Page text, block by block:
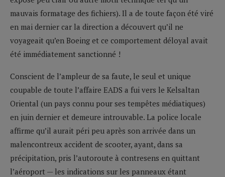
mauvais formatage des fichiers). Il a de toute façon été viré
en mai dernier car la direction a découvert qu’il ne
voyageait qu’en Boeing et ce comportement déloyal avait
été immédiatement sanctionné !
Conscient de l’ampleur de sa faute, le seul et unique
coupable de toute l’affaire EADS a fui vers le Kelsaltan
Oriental (un pays connu pour ses tempêtes médiatiques)
en juin dernier et demeure introuvable. La police locale
affirme qu’il aurait péri peu après son arrivée dans un
malencontreux accident de scooter, ayant, dans sa
précipitation, pris l’autoroute à contresens en quittant
l’aéroport — les indications sur les panneaux étant